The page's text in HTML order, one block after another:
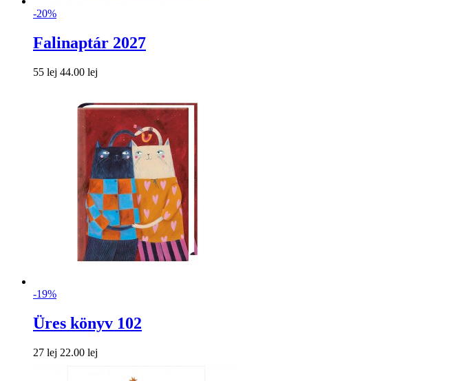
-20%
Falinaptár 2027
55 lej 44.00 lej
-19%
Üres könyv 102
27 lej 22.00 lej